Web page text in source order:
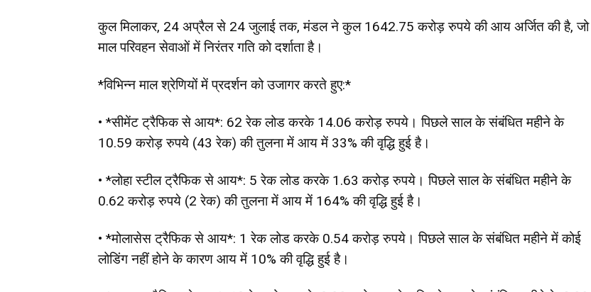
कुल मिलाकर, 24 अप्रैल से 24 जुलाई तक, मंडल ने कुल 1642.75 करोड़ रुपये की आय अर्जित की है, जो
माल परिवहन सेवाओं में निरंतर गति को दर्शाता है।
*विभिन्न माल श्रेणियों में प्रदर्शन को उजागर करते हुए:*
• *सीमेंट ट्रैफिक से आय*: 62 रेक लोड करके 14.06 करोड़ रुपये। पिछले साल के संबंधित महीने के
10.59 करोड़ रुपये (43 रेक) की तुलना में आय में 33% की वृद्धि हुई है।
• *लोहा स्टील ट्रैफिक से आय*: 5 रेक लोड करके 1.63 करोड़ रुपये। पिछले साल के संबंधित महीने के
0.62 करोड़ रुपये (2 रेक) की तुलना में आय में 164% की वृद्धि हुई है।
• *मोलासेस ट्रैफिक से आय*: 1 रेक लोड करके 0.54 करोड़ रुपये। पिछले साल के संबंधित महीने में कोई
लोडिंग नहीं होने के कारण आय में 10% की वृद्धि हुई है।